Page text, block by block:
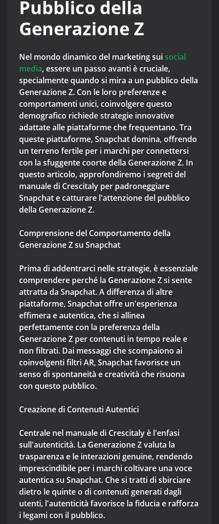
Pubblico della
Generazione Z
Nel mondo dinamico del marketing sui social
media, essere un passo avanti è cruciale,
specialmente quando si mira a un pubblico della
Generazione Z. Con le loro preferenze e
comportamenti unici, coinvolgere questo
demografico richiede strategie innovative
adattate alle piattaforme che frequentano. Tra
queste piattaforme, Snapchat domina, offrendo
un terreno fertile per i marchi per connettersi
con la sfuggente coorte della Generazione Z. In
questo articolo, approfondiremo i segreti del
manuale di Crescitaly per padroneggiare
Snapchat e catturare l'attenzione del pubblico
della Generazione Z.
Comprensione del Comportamento della
Generazione Z su Snapchat
Prima di addentrarci nelle strategie, è essenziale
comprendere perché la Generazione Z si sente
attratta da Snapchat. A differenza di altre
piattaforme, Snapchat offre un'esperienza
effimera e autentica, che si allinea
perfettamente con la preferenza della
Generazione Z per contenuti in tempo reale e
non filtrati. Dai messaggi che scompaiono ai
coinvolgenti filtri AR, Snapchat favorisce un
senso di spontaneità e creatività che risuona
con questo pubblico.
Creazione di Contenuti Autentici
Centrale nel manuale di Crescitaly è l'enfasi
sull'autenticità. La Generazione Z valuta la
trasparenza e le interazioni genuine, rendendo
imprescindibile per i marchi coltivare una voce
autentica su Snapchat. Che si tratti di sbirciare
dietro le quinte o di contenuti generati dagli
utenti, l'autenticità favorisce la fiducia e rafforza
i legami con il pubblico.